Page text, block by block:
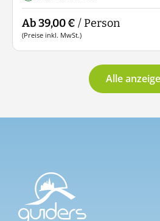
Ab 39,00 € / Person
(Preise inkl. MwSt.)
Alle